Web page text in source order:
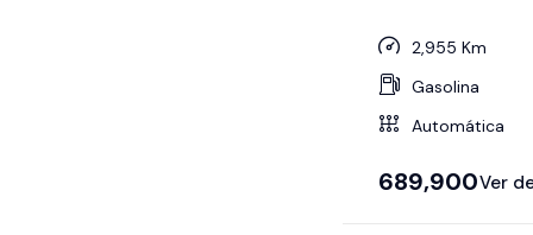
2,955 Km
Gasolina
Automática
689,900Ver